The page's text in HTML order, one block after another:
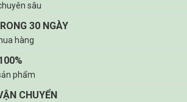
sâu
30 NGÀY
hàng
phẩm
CHUYỂN